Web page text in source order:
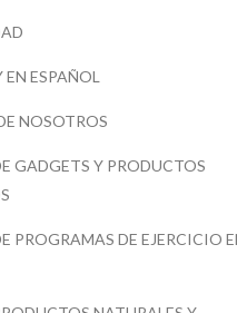
ESPAÑOL
NOSOTROS
GADGETS Y PRODUCTOS
PROGRAMAS DE EJERCICIO